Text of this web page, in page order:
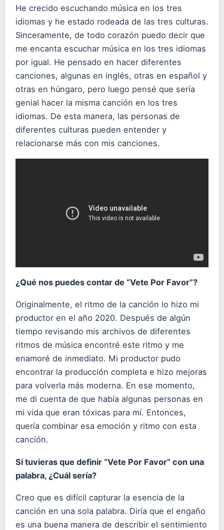
He crecido escuchando música en los tres
idiomas y he estado rodeada de las tres culturas.
Sinceramente, de todo corazón puedo decir que
me encanta escuchar música en los tres idiomas
por igual. He pensado en hacer diferentes
canciones, algunas en inglés, otras en español y
otras en húngaro, pero luego pensé que sería
genial hacer la misma canción en los tres
idiomas. De esta manera, las personas de
diferentes culturas pueden entender y
relacionarse más con mis canciones.
¿Qué nos puedes contar de “Vete Por Favor”?
Originalmente, el ritmo de la canción lo hizo mi
productor en el año 2020. Después de algún
tiempo revisando mis archivos de diferentes
ritmos de música encontré este ritmo y me
enamoré de inmediato. Mi productor pudo
encontrar la producción completa e hizo mejoras
para volverla más moderna. En ese momento,
me di cuenta de que había algunas personas en
mi vida que eran tóxicas para mí. Entonces,
quería combinar esa emoción y ritmo con esta
canción.
Si tuvieras que definir “Vete Por Favor” con una
palabra, ¿Cuál sería?
Creo que es difícil capturar la esencia de la
canción en una sola palabra. Diría que el engaño
es una buena manera de describir el sentimiento